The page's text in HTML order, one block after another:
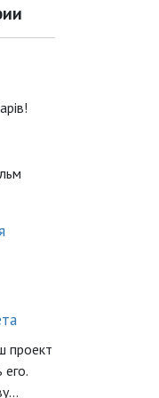
проект
его.